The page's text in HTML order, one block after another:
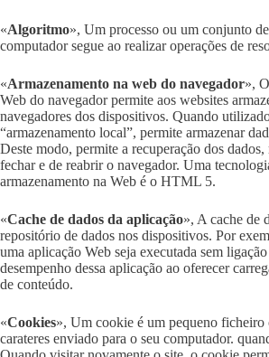
«Algoritmo», Um processo ou um conjunto
computador segue ao realizar operações de
«Armazenamento na web do navegador»,
Web do navegador permite aos websites
navegadores dos dispositivos. Quando
“armazenamento local”, permite armazenar
Deste modo, permite a recuperação dos dados,
fechar e de reabrir o navegador. Uma
armazenamento na Web é o HTML 5.
«Cache de dados da aplicação», A cache de
repositório de dados nos dispositivos. Por
uma aplicação Web seja executada sem
desempenho dessa aplicação ao oferecer
de conteúdo.
«Cookies», Um cookie é um pequeno ficheiro
carateres enviado para o seu computador.